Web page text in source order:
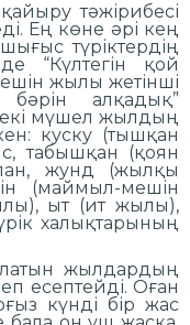
тәжірибесі
Ең көне әрі кең
түріктердің
“Күлтегін қой
жылы жетінші
алқадық”
екі мүшел жылдың
куску (тышқан
табышқан (қоян
жунд (жылқы
(маймыл-мешін
ыт (ит жылы),
халықтарының
жылдардың
есептейді. Оған
күнді бір жас